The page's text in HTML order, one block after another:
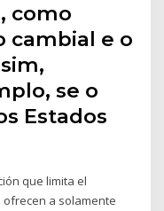
como
cambial e o
se o
Estados
que limita el
a solamente